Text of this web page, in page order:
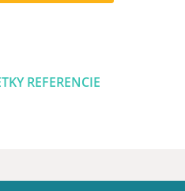
REFERENCIE